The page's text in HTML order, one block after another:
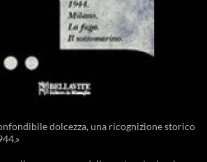
dolcezza, una ricognizione storico